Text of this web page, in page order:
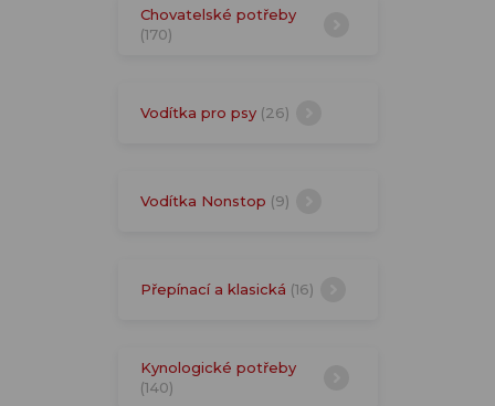
Chovatelské potřeby
(170)
Vodítka pro psy (26)
Vodítka Nonstop (9)
Přepínací a klasická (16)
Kynologické potřeby
(140)